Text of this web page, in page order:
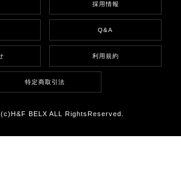
採用情報
Q&A
利用規約
特定商取引法
BELX ALL RightsReserved.